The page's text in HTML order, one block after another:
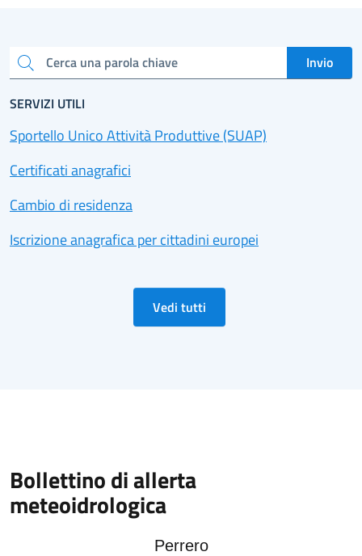
Cerca una parola chiave Invio
SERVIZI UTILI
Sportello Unico Attività Produttive (SUAP)
Certificati anagrafici
Cambio di residenza
Iscrizione anagrafica per cittadini europei
Vedi tutti
Bollettino di allerta
meteoidrologica